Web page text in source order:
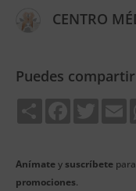
CENTRO
Puedes
Anímatey suscríbete
promociones.